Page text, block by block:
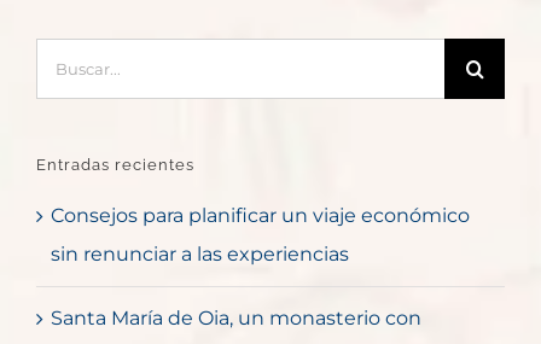
Entradas recientes
Consejos para planificar un viaje económico
sin renunciar a las experiencias
Santa María de Oia, un monasterio con